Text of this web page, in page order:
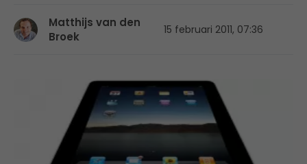
Matthijs van den
Broek
15 februari 2011, 07:36